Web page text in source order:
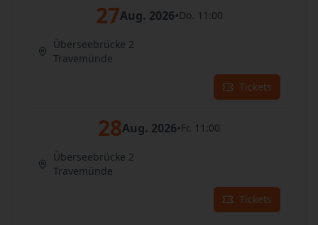
27Aug. 2026•Do. 11:00
Überseebrücke 2
Travemünde
Tickets
28Aug. 2026•Fr. 11:00
Überseebrücke 2
Travemünde
Tickets